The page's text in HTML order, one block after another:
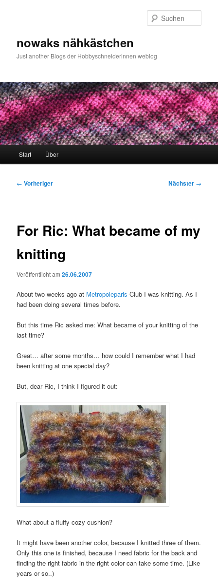
nowaks nähkästchen
Just another Blogs der Hobbyschneiderinnen weblog
Start Über
Beitragsnavigation
← Vorheriger Nächster →
For Ric: What became of my
knitting
Veröffentlicht am26.06.2007
About two weeks ago at Metropoleparis-Club I was knitting. As I
had been doing several times before.
But this time Ric asked me: What became of your knitting of the
last time?
Great… after some months… how could I remember what I had
been knitting at one special day?
But, dear Ric, I think I figured it out:
What about a fluffy cozy cushion?
It might have been another color, because I knitted three of them.
Only this one is finished, because I need fabric for the back and
finding the right fabric in the right color can take some time. (Like
years or so..)